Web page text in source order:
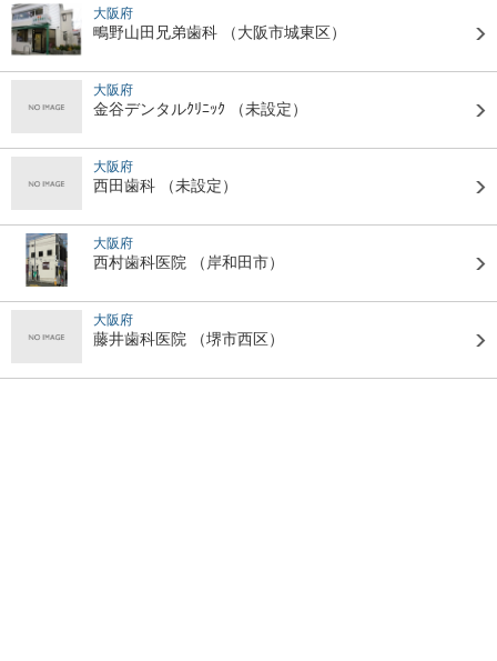
大阪府
鴫野山田兄弟歯科 （大阪市城東区）
大阪府
金谷デンタルｸﾘﾆｯｸ （未設定）
大阪府
西田歯科 （未設定）
大阪府
西村歯科医院 （岸和田市）
大阪府
藤井歯科医院 （堺市西区）